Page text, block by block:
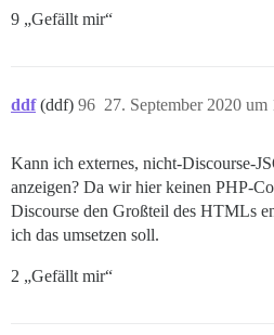
9 „Gefällt mir“
ddf (ddf) 27. September 2020 um
96
Kann ich externes, nicht-Discourse-
anzeigen? Da wir hier keinen PHP-
Discourse den Großteil des HTMLs
ich das umsetzen soll.
2 „Gefällt mir“